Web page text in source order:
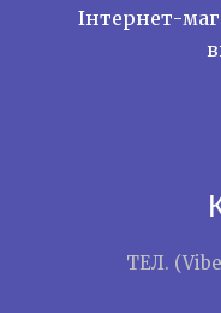
Інтернет-
ТЕЛ.